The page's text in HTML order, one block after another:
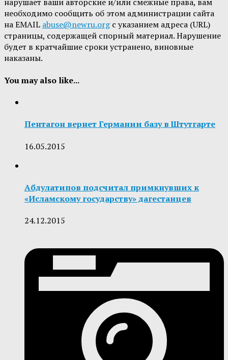
нарушает ваши авторские и/или смежные права, вам
необходимо сообщить об этом администрации сайта
на EMAIL abuse@newru.orgс указанием адреса (URL)
страницы, содержащей спорный материал. Нарушение
будет в кратчайшие сроки устранено, виновные
наказаны.
You may also like...
Пентагон вернет Германии базу в Штутгарте
16.05.2015
Абдулатипов подсчитал примкнувших к
«Исламскому государству» дагестанцев
24.12.2015